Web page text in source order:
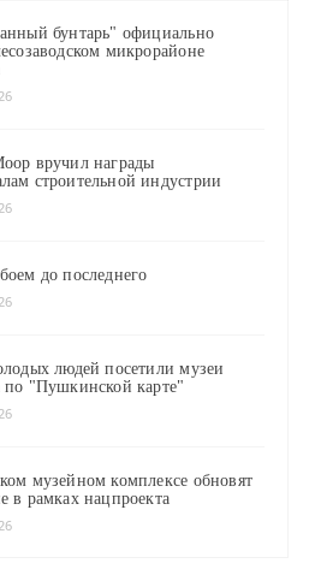
бунтарь" официально
микрорайоне
вручил награды
строительной индустрии
до последнего
людей посетили музеи
по "Пушкинской карте"
музейном комплексе обновят
в рамках нацпроекта